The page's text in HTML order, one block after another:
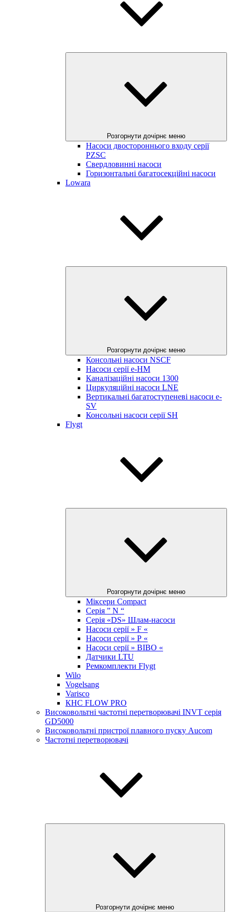
Розгорнути дочірнє меню
Насоси двостороннього входу серії
PZSC
Свердловинні насоси
Горизонтальні багатосекційні насоси
Lowara
Розгорнути дочірнє меню
Консольні насоси NSCF
Насоси серії е-HM
Каналізаційні насоси 1300
Циркуляційні насоси LNE
Вертикальні багатоступеневі насоси e-
SV
Консольні насоси серії SH
Flygt
Розгорнути дочірнє меню
Міксери Compact
Серія ” N “
Серія «DS» Шлам-насоси
Насоси серії » F «
Насоси серії » Р «
Насоси серії » BIBO «
Датчики LTU
Ремкомплекти Flygt
Wilo
Vogelsang
Varisco
КНС FLOW PRO
Високовольтні частотні перетворювачі INVT серія
GD5000
Високовольтні пристрої плавного пуску Aucom
Частотні перетворювачі
Розгорнути дочірнє меню